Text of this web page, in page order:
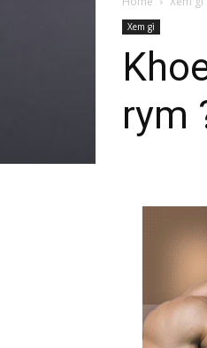
Xem gì
rym